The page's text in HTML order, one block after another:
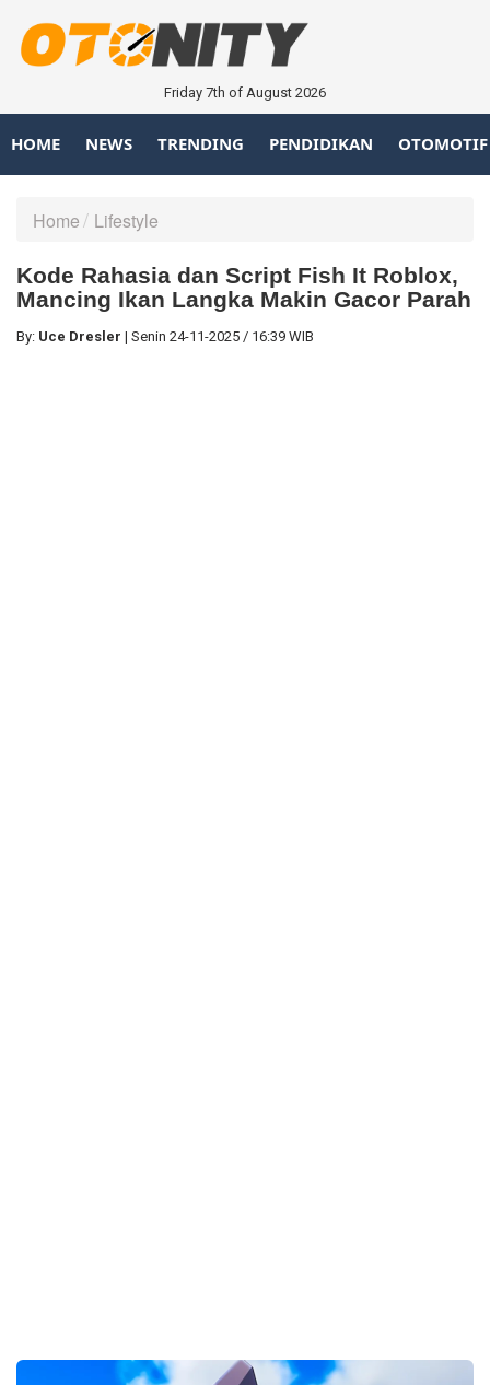
Friday 7th of August 2026
HOME NEWS TRENDING PENDIDIKAN OTOMOTIF
Home Lifestyle
Kode Rahasia dan Script Fish It Roblox,
Mancing Ikan Langka Makin Gacor Parah
By: Uce Dresler | Senin 24-11-2025 / 16:39 WIB